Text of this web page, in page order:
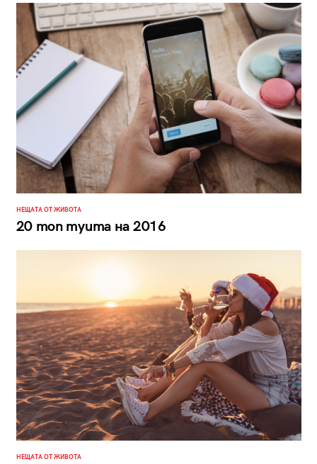
НЕЩАТА ОТ ЖИВОТА
20 топ туита на 2016
НЕЩАТА ОТ ЖИВОТА